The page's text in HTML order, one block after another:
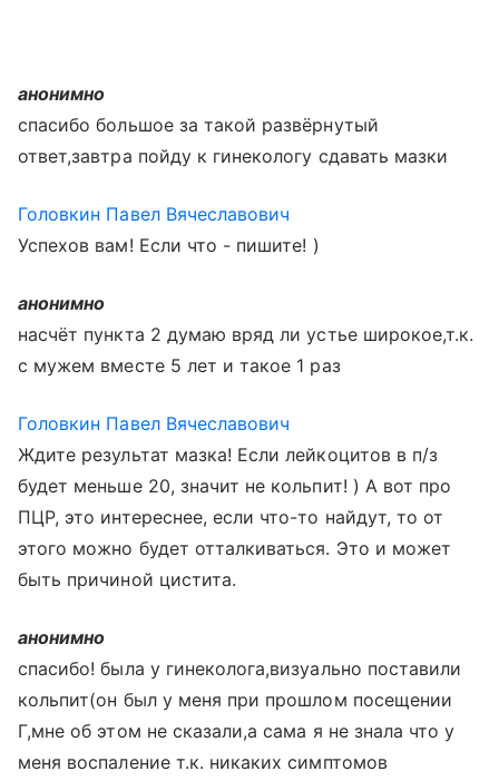
анонимно
спасибо большое за такой развёрнутый
ответ,завтра пойду к гинекологу сдавать мазки
Головкин Павел Вячеславович
Успехов вам! Если что - пишите! )
анонимно
насчёт пункта 2 думаю вряд ли устье широкое,т.к.
с мужем вместе 5 лет и такое 1 раз
Головкин Павел Вячеславович
Ждите результат мазка! Если лейкоцитов в п/з
будет меньше 20, значит не кольпит! ) А вот про
ПЦР, это интереснее, если что-то найдут, то от
этого можно будет отталкиваться. Это и может
быть причиной цистита.
анонимно
спасибо! была у гинеколога,визуально поставили
кольпит(он был у меня при прошлом посещении
Г,мне об этом не сказали,а сама я не знала что у
меня воспаление т.к. никаких симптомов